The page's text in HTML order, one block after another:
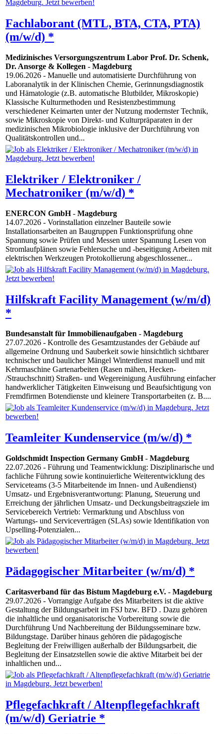
Fachlaborant (MTL, BTA, CTA, PTA)
(m/w/d) *
Medizinisches Versorgungszentrum Labor Prof. Dr. Schenk,
Dr. Ansorge & Kollegen - Magdeburg
19.06.2026 - Manuelle und automatisierte Durchführung von
Laboranalytik in der Klinischen Chemie, Gerinnungsdiagnostik
und Hämatologie (z.B. automatische Blutbilder, Mikroskopie)
Klassische Kulturmethoden und Resistenzbestimmung
verschiedener Keimarten unter der Nutzung modernster Technik,
sowie Mikroskopie von Direkt- und Kulturpräparaten in der
medizinischen Mikrobiologie inklusive der Durchführung von
Qualitätskontrollen und...
Elektriker / Elektroniker /
Mechatroniker (m/w/d) *
ENERCON GmbH- Magdeburg
14.07.2026 - Vorinstallation einzelner Bauteile sowie
Installationsarbeiten an Baugruppen Funktionsprüfung ohne
Spannung sowie Prüfen und Messen unter Spannung Lesen von
Stromlaufplänen sowie Fehlersuche und -beseitigung Arbeiten mit
elektrischen Werkzeugen Protokollierung abgeschlossener...
Hilfskraft Facility Management (w/m/d)
*
Bundesanstalt für Immobilienaufgaben - Magdeburg
27.07.2026 - Kontrolle des Gesamtzustandes der Gebäude auf
allgemeine Ordnung und Sauberkeit sowie hinsichtlich sichtbarer
technischer und baulicher Mängel Winterdienst manuell und mit
Kehrmaschine Gartenarbeiten (Rasen mähen, Hecken-​
/Strauchschnitt) Straßen- und Wegereinigung Ausführung einfacher
handwerklicher Tätigkeiten Einweisung und Beaufsichtigung von
Fremdfirmen Botendienste und kleinere Transportarbeiten (z. B....
Teamleiter Kundenservice (m/w/d) *
Goldschmidt Inspection Germany GmbH- Magdeburg
22.07.2026 - Führung und Teamentwicklung: Disziplinarische und
fachliche Führung sowie kontinuierliche Weiterentwicklung des
Serviceteams (3-5 Mitarbeitende im Innen- und Außendienst)
Umsatz- und Ergebnisverantwortung: Planung, Steuerung und
Erreichung der jährlichen Umsatz- und Deckungsbeitragsziele im
Servicebereich Vertrieb: Vermarktung und Abschluss von
Wartungs- und Serviceverträgen (SLAs) sowie Identifikation von
Upselling-Potenzialen...
Pädagogischer Mitarbeiter (w/m/d) *
Caritasverband für das Bistum Magdeburg e.V. - Magdeburg
29.07.2026 - Vorrangige Aufgabe des Mitarbeiters ist die aktive
Gestaltung der Bildungsarbeit im FSJ bzw. BFD . Dazu gehören
die inhaltliche und organisatorische Vorbereitung sowie die
Durchführung Und Nachbereitung der Bildungsseminare bzw.
Bildungstage. Darüber hinaus gehören die pädagogische
Begleitung der Freiwilligen außerhalb der Bildungsarbeit, die
Begleitung der Einsatzstellen sowie die aktive Mitarbeit bei der
inhaltlichen und...
Pflegefachkraft / Altenpflegefachkraft
(m/w/d) Geriatrie *